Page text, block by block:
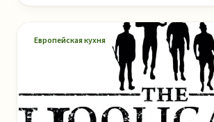
Европейская кухня